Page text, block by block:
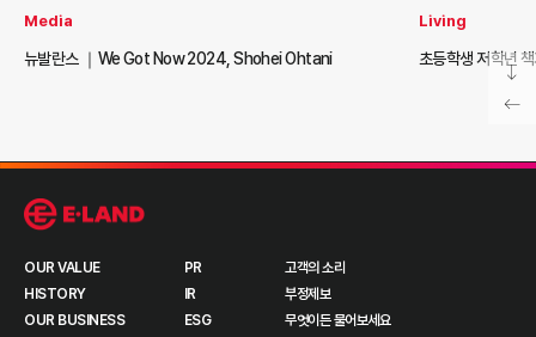
Media
뉴발란스 ｜We Got Now 2024, Shohei Ohtani
Living
초등학생 저학년
OUR VALUE
HISTORY
OUR BUSINESS
PR
IR
ESG
고객의 소리
부정제보
무엇이든 물어보세요